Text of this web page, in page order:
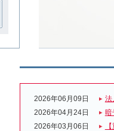
2026年06月09日
法
2026年04月24日
暗
2026年03月06日